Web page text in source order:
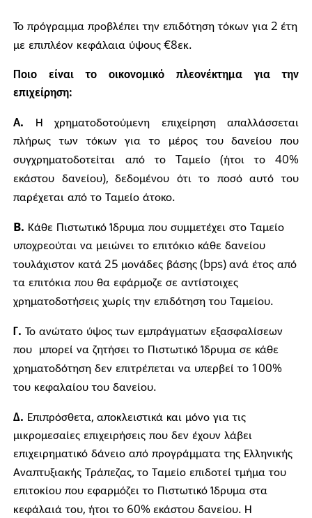
Το πρόγραμμα προβλέπει την επιδότηση τόκων για 2 έτη
με επιπλέον κεφάλαια ύψους €8εκ.
Ποιο είναι το οικονομικό πλεονέκτημα για την
επιχείρηση:
Α. Η χρηματοδοτούμενη επιχείρηση
απαλλάσσεται
πλήρως
των τόκων για το μέρος του δανείου
που
συγχρηματοδοτείται
από το Tαμείο (ήτοι το 40%
εκάστου δανείου),δεδομένου ότι το ποσό αυτό
του
παρέχεται από το Ταμείο άτοκο.
B. Κάθε Πιστωτικό Ίδρυμα που συμμετέχει στο Ταμείο
υποχρεούται να μειώνει το επιτόκιο κάθε δανείου
τουλάχιστον κατά 25 μονάδες βάσης (bps) ανά έτος από
τα επιτόκια που θα εφάρμοζε σε αντίστοιχες
χρηματοδοτήσεις χωρίς την επιδότηση του Ταμείου.
Γ. Το ανώτατο ύψος των εμπράγματων εξασφαλίσεων
που
μπορεί να ζητήσει το Πιστωτικό Ίδρυμα σε κάθε
χρηματοδότηση δεν επιτρέπεται να υπερβεί το 100%
του κεφαλαίου του δανείου.
Δ. Επιπρόσθετα, αποκλειστικά και μόνο για τις
μικρομεσαίες επιχειρήσεις που δεν έχουν λάβει
επιχειρηματικό δάνειο από προγράμματα της Ελληνικής
Αναπτυξιακής Τράπεζας,το Ταμείο επιδοτεί τμήμα του
επιτοκίου που εφαρμόζει το Πιστωτικό Ίδρυμα στα
κεφάλαιά του, ήτοι το 60% εκάστου δανείου. Η